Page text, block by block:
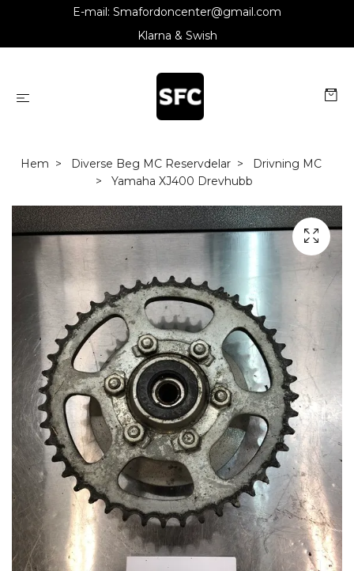
E-mail: Smafordoncenter@gmail.com
Klarna & Swish
Hem Diverse Beg MC Reservdelar
Drivning MC
Yamaha XJ400 Drevhubb